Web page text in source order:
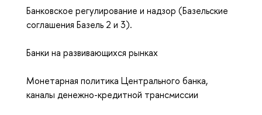
Банковское регулирование и надзор (Базельские
соглашения Базель 2 и 3).
Банки на развивающихся рынках
Монетарная политика Центрального банка,
каналы денежно-кредитной трансмиссии